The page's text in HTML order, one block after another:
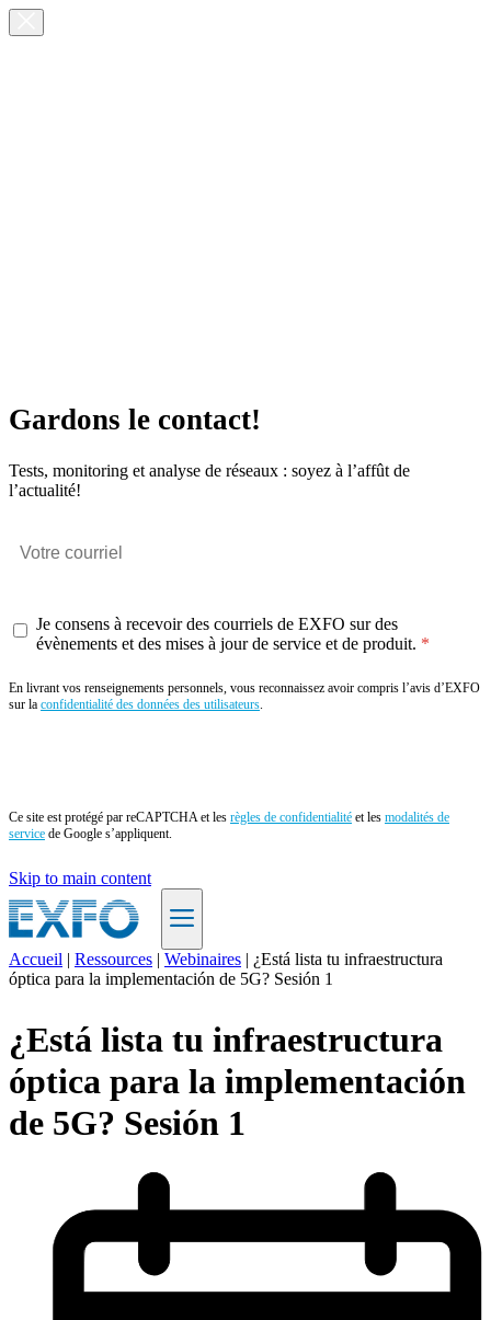
Gardons le contact!
Tests, monitoring et analyse de réseaux : soyez à l’affût de
l’actualité!
Je consens à recevoir des courriels de EXFO sur des
évènements et des mises à jour de service et de produit.
En livrant vos renseignements personnels, vous reconnaissez avoir compris l’avis d’EXFO
sur la confidentialité des données des utilisateurs.
Ce site est protégé par reCAPTCHA et les règles de confidentialité et les modalités de
service de Google s’appliquent.
Skip to main content
FR
Produits
Solutions
Soutien
Services
Acheter
RegisterLogin
Accueil | Ressources | Webinaires | ¿Está lista tu infraestructura
óptica para la implementación de 5G? Sesión 1
¿Está lista tu infraestructura
óptica para la implementación
de 5G? Sesión 1